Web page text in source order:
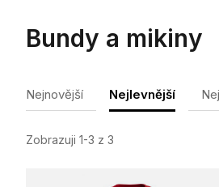
Bundy a mikiny
Nejnovější Nejlevnější
Zobrazuji 1-3 z 3